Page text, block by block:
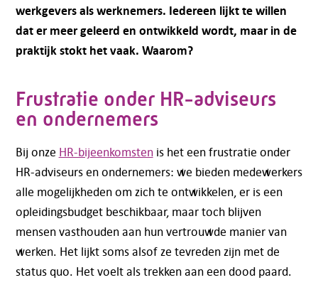
werkgevers als werknemers. Iedereen lijkt te willen
dat er meer geleerd en ontwikkeld wordt, maar in de
praktijk stokt het vaak. Waarom?
Frustratie onder HR-adviseurs
en ondernemers
Bij onze HR-bijeenkomstenis het een frustratie onder
HR-adviseurs en ondernemers: we bieden medewerkers
alle mogelijkheden om zich te ontwikkelen, er is een
opleidingsbudget beschikbaar, maar toch blijven
mensen vasthouden aan hun vertrouwde manier van
werken. Het lijkt soms alsof ze tevreden zijn met de
status quo. Het voelt als trekken aan een dood paard.